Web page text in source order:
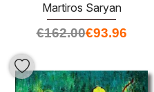
Martiros Saryan
€162.00€93.96